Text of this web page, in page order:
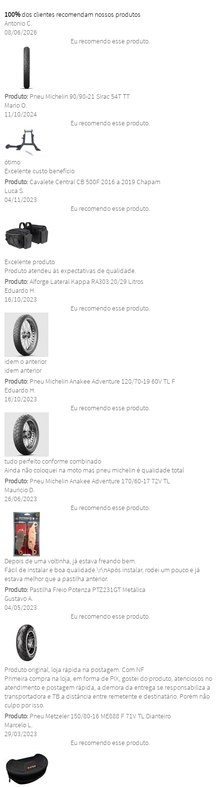
100%dos clientes recomendam nossos produtos
Antonio C.
08/06/2026
Eu recomendo esse produto.
Produto:Pneu Michelin 90/90-21 Sirac 54T TT
Mario O.
11/10/2024
Eu recomendo esse produto.
ótimo
Excelente custo benefício
Produto:Cavalete Central CB 500F 2016 a 2019 Chapam
Luca S.
04/11/2023
Eu recomendo esse produto.
Excelente produto
Produto atendeu às expectativas de qualidade.
Produto:Alforge Lateral Kappa RA303 20/29 Litros
Eduardo H.
16/10/2023
Eu recomendo esse produto.
idem o anterior
idem anterior
Produto:Pneu Michelin Anakee Adventure 120/70-19 60V TL F
Eduardo H.
16/10/2023
Eu recomendo esse produto.
tudo perfeito conforme combinado
Ainda não coloquei na moto mas pneu michelin é qualidade total
Produto:Pneu Michelin Anakee Adventure 170/60-17 72V TL
Mauricio D.
26/06/2023
Eu recomendo esse produto.
Depois de uma voltinha, já estava freando bem.
Fácil de instalar e boa qualidade.\r\nApós instalar, rodei um pouco e já
estava melhor que a pastilha anterior.
Produto:Pastilha Freio Potenza PTZ231GT Metálica
Gustavo A.
04/05/2023
Eu recomendo esse produto.
Produto original, loja rápida na postagem. Com NF
Primeira compra na loja, em forma de PIX, gostei do produto, atenciosos no
atendimento e postagem rápida, a demora da entrega se responsabiliza a
transportadora e TB a distância entre remetente e destinatário. Porém não
culpo por isso.
Produto:Pneu Metzeler 150/80-16 ME888 F 71V TL Dianteiro
Marcelo L.
29/03/2023
Eu recomendo esse produto.